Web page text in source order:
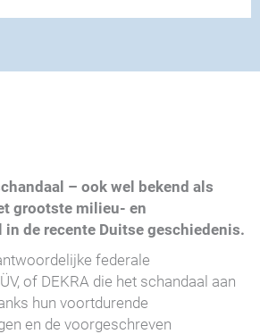
– ook wel bekend als
grootste milieu- en
de recente Duitse geschiedenis.
federale
of DEKRA die het schandaal aan
hun voortdurende
en de voorgeschreven